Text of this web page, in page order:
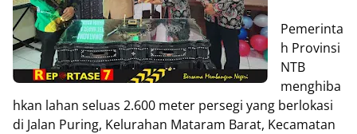
Pemerinta
h Provinsi
NTB
menghiba
hkan lahan seluas 2.600 meter persegi yang berlokasi
di Jalan Puring, Kelurahan Mataram Barat, Kecamatan